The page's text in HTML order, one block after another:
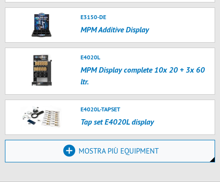
E3150-DE
MPM Additive Display
E4020L
MPM Display complete 10x 20 + 3x 60
ltr.
E4020L-TAPSET
Tap set E4020L display
MOSTRA PIÙ EQUIPMENT